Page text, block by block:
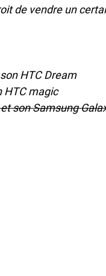
de vendre un
HTC Dream
HTC magic
son Samsung